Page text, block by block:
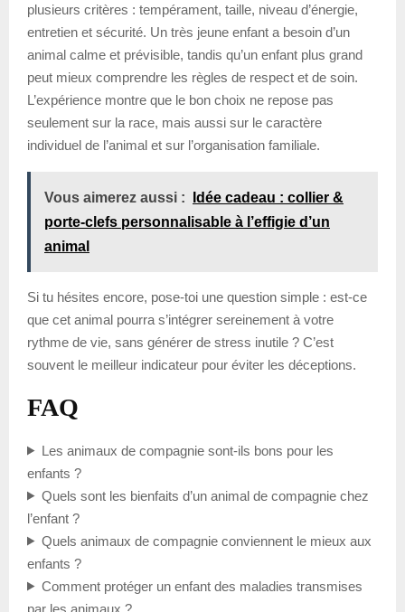
plusieurs critères : tempérament, taille, niveau d’énergie,
entretien et sécurité. Un très jeune enfant a besoin d’un
animal calme et prévisible, tandis qu’un enfant plus grand
peut mieux comprendre les règles de respect et de soin.
L’expérience montre que le bon choix ne repose pas
seulement sur la race, mais aussi sur le caractère
individuel de l’animal et sur l’organisation familiale.
Vous aimerez aussi :
Idée cadeau : collier &
porte-clefs personnalisable à l’effigie d’un
animal
Si tu hésites encore, pose-toi une question simple : est-ce
que cet animal pourra s’intégrer sereinement à votre
rythme de vie, sans générer de stress inutile ? C’est
souvent le meilleur indicateur pour éviter les déceptions.
FAQ
Les animaux de compagnie sont-ils bons pour les
enfants ?
Quels sont les bienfaits d’un animal de compagnie chez
l’enfant ?
Quels animaux de compagnie conviennent le mieux aux
enfants ?
Comment protéger un enfant des maladies transmises
par les animaux ?